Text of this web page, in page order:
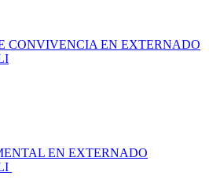
CONVIVENCIA EN EXTERNADO
EN EXTERNADO